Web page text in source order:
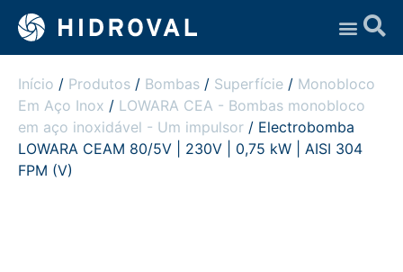
Início / Produtos / Bombas / Superfície / Monobloco
Em Aço Inox / LOWARA CEA - Bombas monobloco
em aço inoxidável - Um impulsor / Electrobomba
LOWARA CEAM 80/5V | 230V | 0,75 kW | AISI 304
FPM (V)